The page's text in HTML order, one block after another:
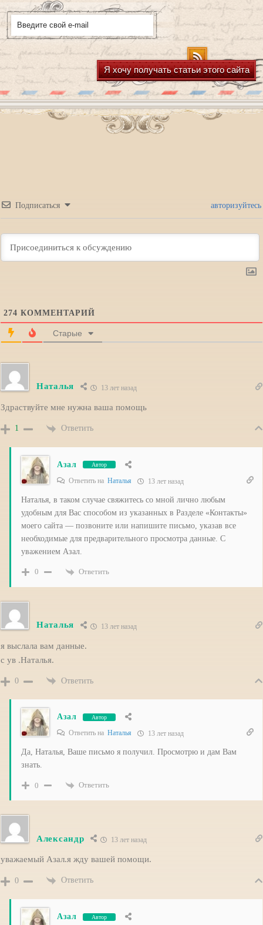
Я хочу получать статьи этого сайта
Подписаться авторизуйтесь
274 КОММЕНТАРИЙ
Старые
Наталья 13 лет назад
Здраствуйте мне нужна ваша помощь
1 Ответить
Азал Автор
Ответить на Наталья 13 лет назад
Наталья, в таком случае свяжитесь со мной лично любым
удобным для Вас способом из указанных в Разделе «Контакты»
моего сайта — позвоните или напишите письмо, указав все
необходимые для предварительного просмотра данные. С
уважением Азал.
0 Ответить
Наталья 13 лет назад
я выслала вам данные.
с ув .Наталья.
0 Ответить
Азал Автор
Ответить на Наталья 13 лет назад
Да, Наталья, Ваше письмо я получил. Просмотрю и дам Вам
знать.
0 Ответить
Александр 13 лет назад
уважаемый Азал.я жду вашей помощи.
0 Ответить
Азал Автор